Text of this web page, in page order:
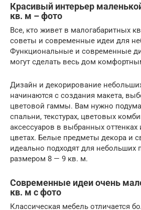
Красивый интерьер
кв. м – фото
Все, кто живет в малогабаритных
советы и современные идеи для
Функциональные и современные
могут сделать весь дом
Дизайн и декорирование
начинаются с создания макета,
цветовой гаммы. Вам нужно
спальни, текстурах, цветовых
аксессуаров в выбранных оттенках
цветах. Белые предметы декора и
идеально подходят для небольших
размером 8 — 9 кв. м.
Современные идеи очень
кв. м с фото
Классическая мебель отличается